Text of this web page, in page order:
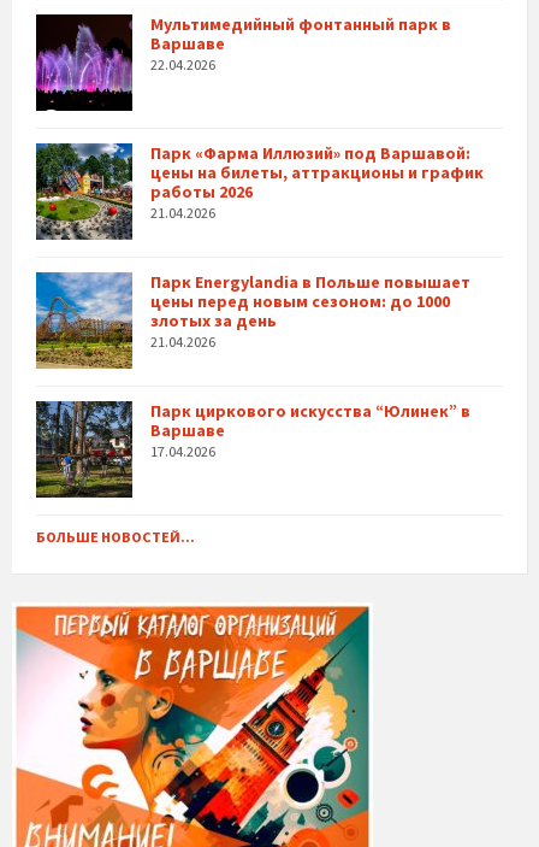
Мультимедийный фонтанный парк в
Варшаве
22.04.2026
Парк «Фарма Иллюзий» под Варшавой:
цены на билеты, аттракционы и график
работы 2026
21.04.2026
Парк Energylandia в Польше повышает
цены перед новым сезоном: до 1000
злотых за день
21.04.2026
Парк циркового искусства “Юлинек” в
Варшаве
17.04.2026
БОЛЬШЕ НОВОСТЕЙ...